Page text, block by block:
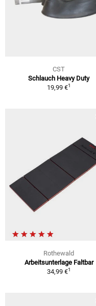
CST
Schlauch Heavy Duty
19,99 €1
Rothewald
Arbeitsunterlage Faltbar
34,99 €1